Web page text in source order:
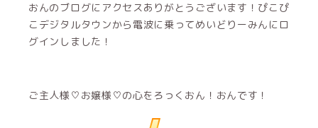
おんのブログにアクセスありがとうございます！ぴこぴ
こデジタルタウンから電波に乗ってめいどりーみんにロ
グインしました！
ご主人様♡お嬢様♡の心をろっくおん！おんです！